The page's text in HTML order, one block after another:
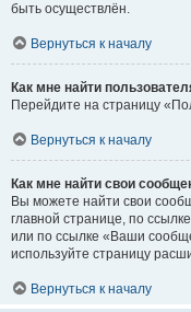
быть осуществлён.
Вернуться к началу
Как мне найти
Перейдите на страницу
Вернуться к началу
Как мне найти свои
Вы можете найти свои
главной странице, по
или по ссылке «Ваши
используйте страницу
Вернуться к началу